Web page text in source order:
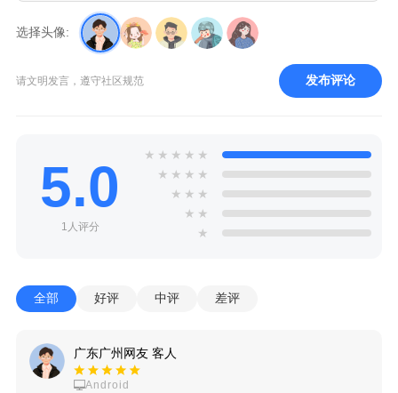
选择头像:
请文明发言，遵守社区规范 发布评论
5.0
1人评分
★ ★ ★ ★ ★
★ ★ ★ ★
★ ★ ★
★ ★
★
全部 好评 中评 差评
广东广州网友 客人
Android